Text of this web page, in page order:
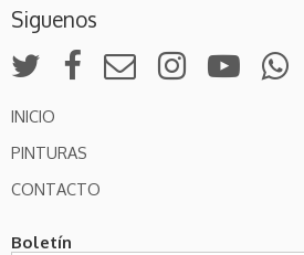
Siguenos
INICIO
PINTURAS
CONTACTO
Boletín